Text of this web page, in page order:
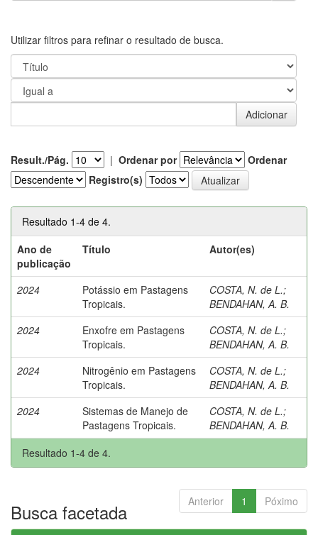
Utilizar filtros para refinar o resultado de busca.
Result./Pág. | Ordenar por
Ordenar
Registro(s)
Resultado 1-4 de 4.
Ano de
publicação
Título Autor(es)
2024
Potássio em Pastagens
Tropicais.
COSTA, N. de L.;
BENDAHAN, A. B.
2024
Enxofre em Pastagens
Tropicais.
COSTA, N. de L.;
BENDAHAN, A. B.
2024
Nitrogênio em Pastagens
Tropicais.
COSTA, N. de L.;
BENDAHAN, A. B.
2024
Sistemas de Manejo de
Pastagens Tropicais.
COSTA, N. de L.;
BENDAHAN, A. B.
Resultado 1-4 de 4.
Anterior 1 Póximo
Busca facetada